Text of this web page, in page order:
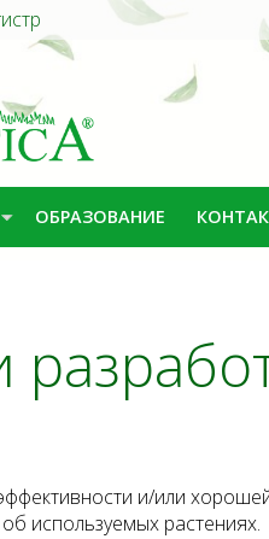
ОБРАЗОВАНИЕ
и/или
используемых